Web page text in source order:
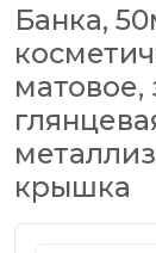
Банка,
матовое,
крышка